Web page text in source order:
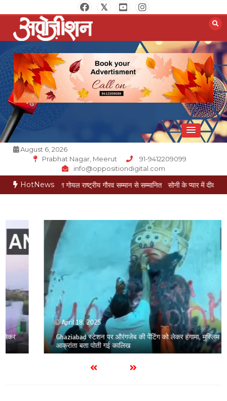
to
content
Opposition Digital
August 6, 2026
Prabhat Nagar, Meerut
91-9412209099
info@oppositiondigital.com
HotNews
मुकेश गोयल राष्ट्रीय गौरव सम्मान से सम्मानित सोनी के प्यार में दीवानी सीता पहुंची मेरठ
April 18, 2025
Ghaziabad स्टेशन पर औरंगजेब की पेेंटिंग को लेकर हंगामा, मुस्लिम
आक्रांता बता पोती गई कालिख